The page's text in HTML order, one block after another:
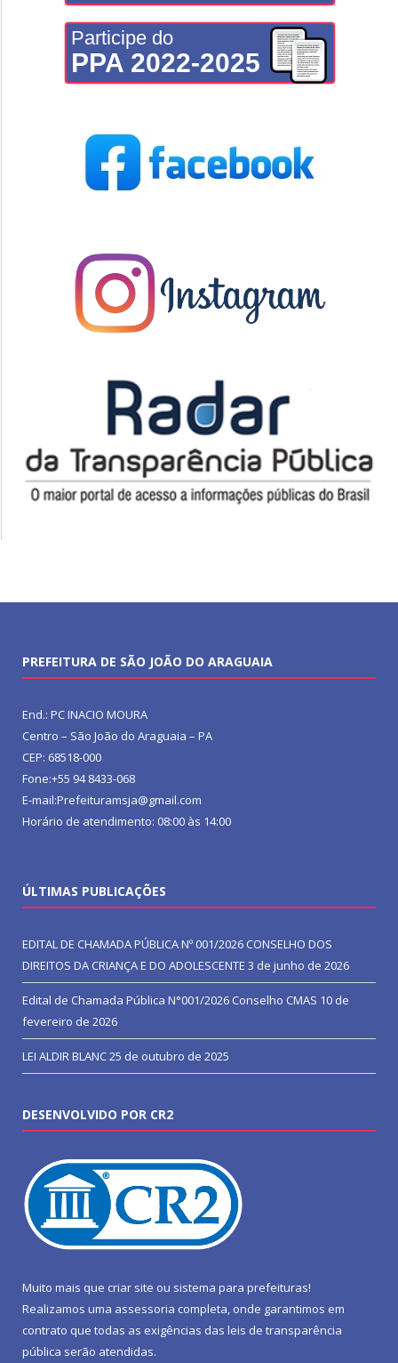
Participe do
PPA 2022-2025
PREFEITURA DE SÃO JOÃO DO ARAGUAIA
End.: PC INACIO MOURA
Centro – São João do Araguaia – PA
CEP: 68518-000
Fone:+55 94 8433-068
E-mail:Prefeituramsja@gmail.com
Horário de atendimento: 08:00 às 14:00
ÚLTIMAS PUBLICAÇÕES
EDITAL DE CHAMADA PÚBLICA Nº 001/2026 CONSELHO DOS
DIREITOS DA CRIANÇA E DO ADOLESCENTE 3 de junho de 2026
Edital de Chamada Pública N°001/2026 Conselho CMAS 10 de
fevereiro de 2026
LEI ALDIR BLANC25 de outubro de 2025
DESENVOLVIDO POR CR2
Muito mais que criar site ou sistema para prefeituras!
Realizamos uma assessoria completa, onde garantimos em
contrato que todas as exigências das leis de transparência
pública serão atendidas.